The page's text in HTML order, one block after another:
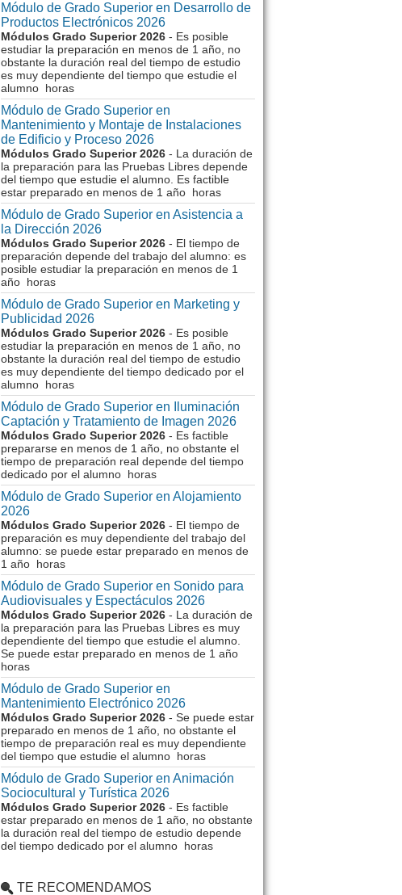
Módulo de Grado Superior en Desarrollo de
Productos Electrónicos 2026
Módulos Grado Superior 2026 - Es posible
estudiar la preparación en menos de 1 año, no
obstante la duración real del tiempo de estudio
es muy dependiente del tiempo que estudie el
alumno horas
Módulo de Grado Superior en
Mantenimiento y Montaje de Instalaciones
de Edificio y Proceso 2026
Módulos Grado Superior 2026 - La duración de
la preparación para las Pruebas Libres depende
del tiempo que estudie el alumno. Es factible
estar preparado en menos de 1 año horas
Módulo de Grado Superior en Asistencia a
la Dirección 2026
Módulos Grado Superior 2026 - El tiempo de
preparación depende del trabajo del alumno: es
posible estudiar la preparación en menos de 1
año horas
Módulo de Grado Superior en Marketing y
Publicidad 2026
Módulos Grado Superior 2026 - Es posible
estudiar la preparación en menos de 1 año, no
obstante la duración real del tiempo de estudio
es muy dependiente del tiempo dedicado por el
alumno horas
Módulo de Grado Superior en Iluminación
Captación y Tratamiento de Imagen 2026
Módulos Grado Superior 2026 - Es factible
prepararse en menos de 1 año, no obstante el
tiempo de preparación real depende del tiempo
dedicado por el alumno horas
Módulo de Grado Superior en Alojamiento
2026
Módulos Grado Superior 2026 - El tiempo de
preparación es muy dependiente del trabajo del
alumno: se puede estar preparado en menos de
1 año horas
Módulo de Grado Superior en Sonido para
Audiovisuales y Espectáculos 2026
Módulos Grado Superior 2026 - La duración de
la preparación para las Pruebas Libres es muy
dependiente del tiempo que estudie el alumno.
Se puede estar preparado en menos de 1 año
horas
Módulo de Grado Superior en
Mantenimiento Electrónico 2026
Módulos Grado Superior 2026 - Se puede estar
preparado en menos de 1 año, no obstante el
tiempo de preparación real es muy dependiente
del tiempo que estudie el alumno horas
Módulo de Grado Superior en Animación
Sociocultural y Turística 2026
Módulos Grado Superior 2026 - Es factible
estar preparado en menos de 1 año, no obstante
la duración real del tiempo de estudio depende
del tiempo dedicado por el alumno horas
TE RECOMENDAMOS